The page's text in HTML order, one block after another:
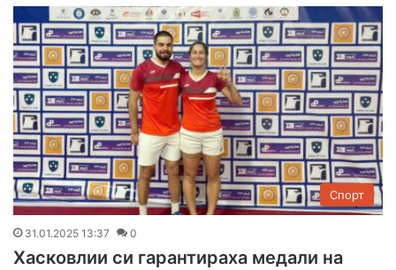
Спорт
31.01.2025 13:37 0
Хасковлии си гарантираха медали на